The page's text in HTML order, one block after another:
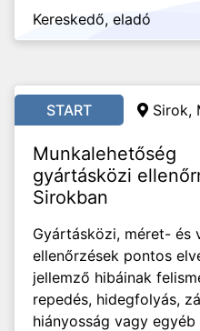
Kereskedő, eladó
START Sirok,
Munkalehetőség
gyártásközi
Sirokban
Gyártásközi, méret- és
ellenőrzések pontos
jellemző hibáinak
repedés, hidegfolyás,
hiányosság vagy